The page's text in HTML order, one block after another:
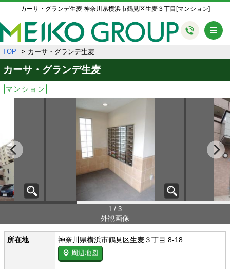
カーサ・グランデ生麦 神奈川県横浜市鶴見区生麦３丁目[マンション]
TOP カーサ・グランデ生麦
カーサ・グランデ生麦
マンション
1 / 3
外観画像
所在地 神奈川県横浜市鶴見区生麦３丁目 8-18
周辺地図